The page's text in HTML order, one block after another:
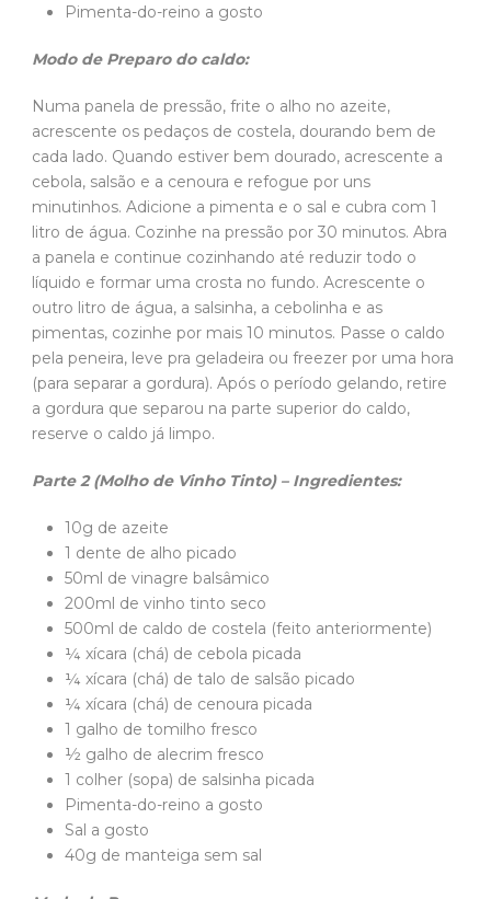
Pimenta-do-reino a gosto
Modo de Preparo do caldo:
Numa panela de pressão, frite o alho no azeite,
acrescente os pedaços de costela, dourando bem de
cada lado. Quando estiver bem dourado, acrescente a
cebola, salsão e a cenoura e refogue por uns
minutinhos. Adicione a pimenta e o sal e cubra com 1
litro de água. Cozinhe na pressão por 30 minutos. Abra
a panela e continue cozinhando até reduzir todo o
líquido e formar uma crosta no fundo. Acrescente o
outro litro de água, a salsinha, a cebolinha e as
pimentas, cozinhe por mais 10 minutos. Passe o caldo
pela peneira, leve pra geladeira ou freezer por uma hora
(para separar a gordura). Após o período gelando, retire
a gordura que separou na parte superior do caldo,
reserve o caldo já limpo.
Parte 2 (Molho de Vinho Tinto) – Ingredientes:
10g de azeite
1 dente de alho picado
50ml de vinagre balsâmico
200ml de vinho tinto seco
500ml de caldo de costela (feito anteriormente)
¼ xícara (chá) de cebola picada
¼ xícara (chá) de talo de salsão picado
¼ xícara (chá) de cenoura picada
1 galho de tomilho fresco
½ galho de alecrim fresco
1 colher (sopa) de salsinha picada
Pimenta-do-reino a gosto
Sal a gosto
40g de manteiga sem sal